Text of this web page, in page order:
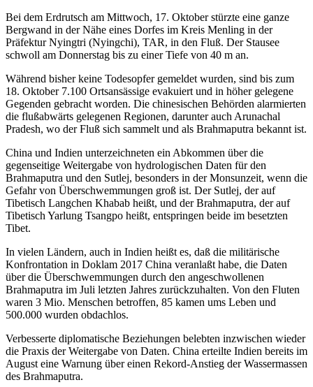
Bei dem Erdrutsch am Mittwoch, 17. Oktober stürzte eine ganze
Bergwand in der Nähe eines Dorfes im Kreis Menling in der
Präfektur Nyingtri (Nyingchi), TAR, in den Fluß. Der Stausee
schwoll am Donnerstag bis zu einer Tiefe von 40 m an.
Während bisher keine Todesopfer gemeldet wurden, sind bis zum
18. Oktober 7.100 Ortsansässige evakuiert und in höher gelegene
Gegenden gebracht worden. Die chinesischen Behörden alarmierten
die flußabwärts gelegenen Regionen, darunter auch Arunachal
Pradesh, wo der Fluß sich sammelt und als Brahmaputra bekannt ist.
China und Indien unterzeichneten ein Abkommen über die
gegenseitige Weitergabe von hydrologischen Daten für den
Brahmaputra und den Sutlej, besonders in der Monsunzeit, wenn die
Gefahr von Überschwemmungen groß ist. Der Sutlej, der auf
Tibetisch Langchen Khabab heißt, und der Brahmaputra, der auf
Tibetisch Yarlung Tsangpo heißt, entspringen beide im besetzten
Tibet.
In vielen Ländern, auch in Indien heißt es, daß die militärische
Konfrontation in Doklam 2017 China veranlaßt habe, die Daten
über die Überschwemmungen durch den angeschwollenen
Brahmaputra im Juli letzten Jahres zurückzuhalten. Von den Fluten
waren 3 Mio. Menschen betroffen, 85 kamen ums Leben und
500.000 wurden obdachlos.
Verbesserte diplomatische Beziehungen belebten inzwischen wieder
die Praxis der Weitergabe von Daten. China erteilte Indien bereits im
August eine Warnung über einen Rekord-Anstieg der Wassermassen
des Brahmaputra.